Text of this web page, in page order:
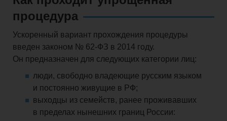
процедура
Ускоренный вариант прохождения процедуры
введен законом № 62-ФЗ в 2014 году.
Он предназначен для следующих категории лиц:
люди, свободно владеющие русским языком
и постоянно живущие в РФ;
выходцы из семейств, ранее проживавших
в пределах нынешних границ России: